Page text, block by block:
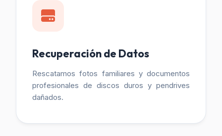
Recuperación de Datos
Rescatamos fotos familiares y documentos
profesionales de discos duros y pendrives
dañados.